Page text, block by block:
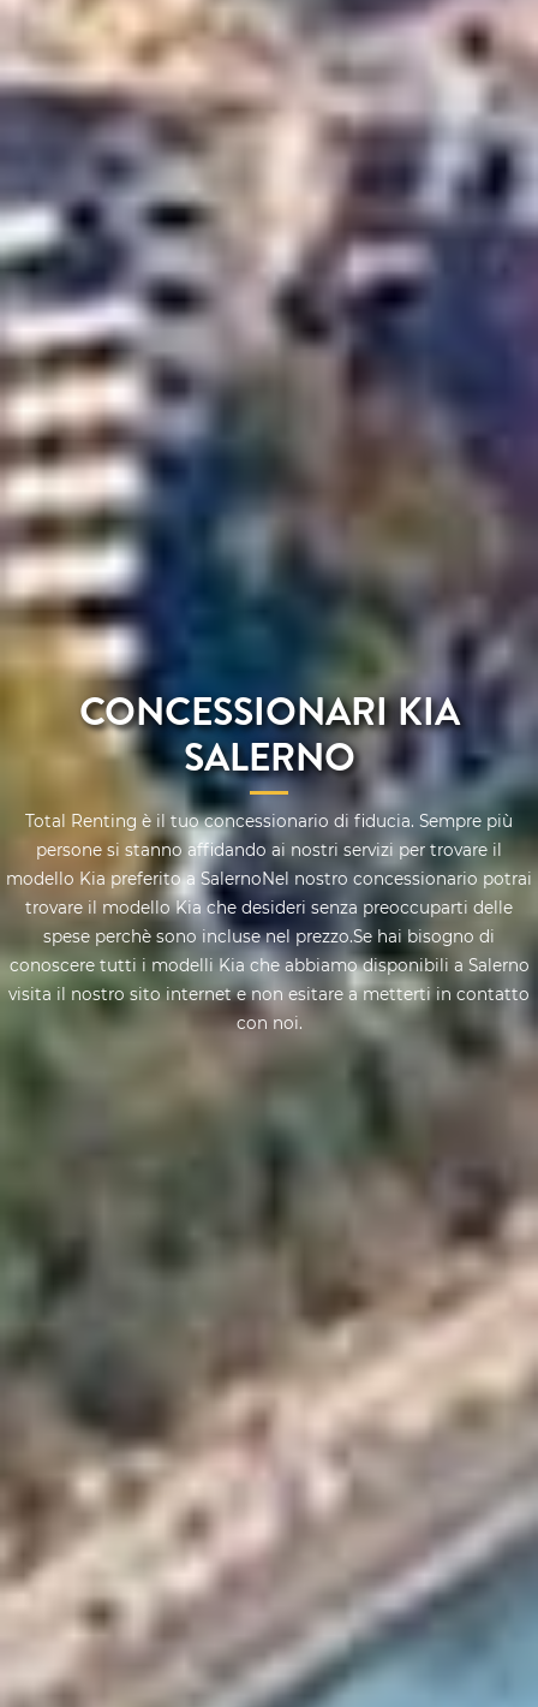
CONCESSIONARI KIA
SALERNO
Total Renting è il tuo concessionario di fiducia. Sempre più
persone si stanno affidando ai nostri servizi per trovare il
modello Kia preferito a SalernoNel nostro concessionario potrai
trovare il modello Kia che desideri senza preoccuparti delle
spese perchè sono incluse nel prezzo.Se hai bisogno di
conoscere tutti i modelli Kia che abbiamo disponibili a Salerno
visita il nostro sito internet e non esitare a metterti in contatto
con noi.